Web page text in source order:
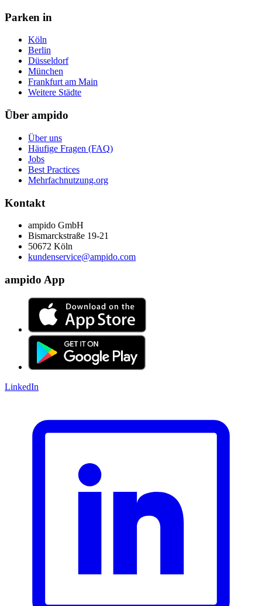
Parken in
Köln
Berlin
Düsseldorf
München
Frankfurt am Main
Weitere Städte
Über ampido
Über uns
Häufige Fragen (FAQ)
Jobs
Best Practices
Mehrfachnutzung.org
Kontakt
ampido GmbH
Bismarckstraße 19-21
50672 Köln
kundenservice@ampido.com
ampido App
LinkedIn